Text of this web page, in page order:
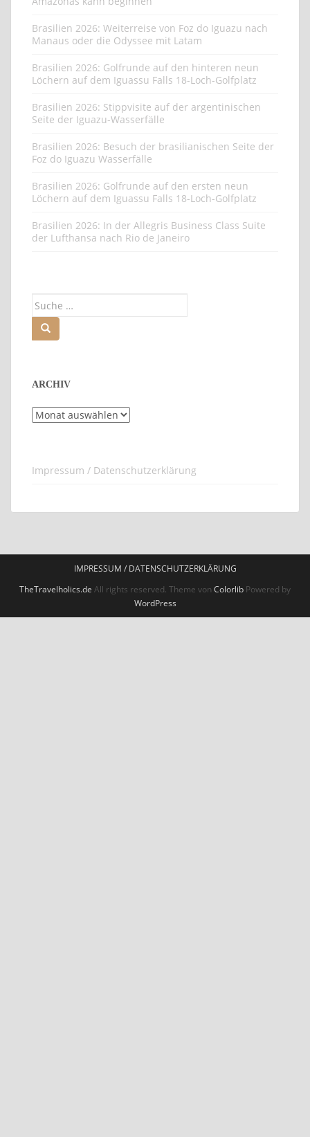
Brasilien 2026: Weiterreise von Foz do Iguazu nach
Manaus oder die Odyssee mit Latam
Brasilien 2026: Golfrunde auf den hinteren neun
Löchern auf dem Iguassu Falls 18-Loch-Golfplatz
Brasilien 2026: Stippvisite auf der argentinischen
Seite der Iguazu-Wasserfälle
Brasilien 2026: Besuch der brasilianischen Seite der
Foz do Iguazu Wasserfälle
Brasilien 2026: Golfrunde auf den ersten neun
Löchern auf dem Iguassu Falls 18-Loch-Golfplatz
Brasilien 2026: In der Allegris Business Class Suite
der Lufthansa nach Rio de Janeiro
ARCHIV
Archiv
Impressum / Datenschutzerklärung
IMPRESSUM / DATENSCHUTZERKLÄRUNG
TheTravelholics.de All rights reserved. Theme von Colorlib Powered by
WordPress